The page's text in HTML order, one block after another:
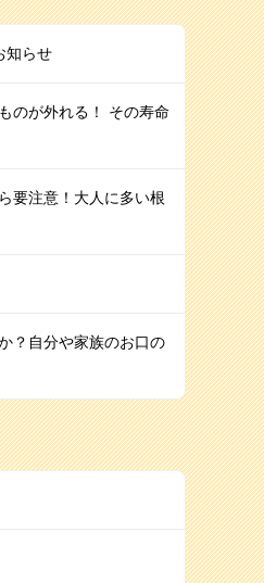
知らせ
のが外れる！ その寿命
要注意！大人に多い根
？自分や家族のお口の